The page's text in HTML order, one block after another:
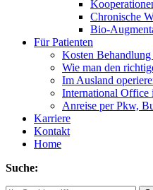
Chronische
Bio-
Für Patienten
Kosten
Wie man den
Im Ausland
International Office
Anreise per Pkw,
Karriere
Kontakt
Home
Suche: